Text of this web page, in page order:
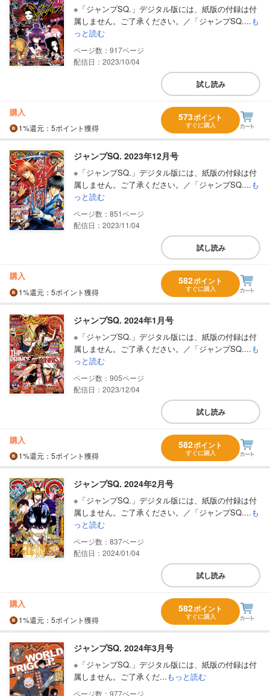
※「ジャンプSQ.」デジタル版には、紙版の付録は付
属しません。ご了承ください。／「ジャンプSQ....も
っと読む
917
配信日：2023/10/04
試し読み
購入
1%還元 ：5ポイント獲得
573ポイント
すぐに購入
ジャンプSQ. 2023年12月号
※「ジャンプSQ.」デジタル版には、紙版の付録は付
属しません。ご了承ください。／「ジャンプSQ....も
っと読む
851
配信日：2023/11/04
試し読み
購入
1%還元 ：5ポイント獲得
582ポイント
すぐに購入
ジャンプSQ. 2024年1月号
※「ジャンプSQ.」デジタル版には、紙版の付録は付
属しません。ご了承ください。／「ジャンプSQ....も
っと読む
905
配信日：2023/12/04
試し読み
購入
1%還元 ：5ポイント獲得
582ポイント
すぐに購入
ジャンプSQ. 2024年2月号
※「ジャンプSQ.」デジタル版には、紙版の付録は付
属しません。ご了承ください。／「ジャンプSQ....も
っと読む
837
配信日：2024/01/04
試し読み
購入
1%還元 ：5ポイント獲得
582ポイント
すぐに購入
ジャンプSQ. 2024年3月号
※「ジャンプSQ.」デジタル版には、紙版の付録は付
属しません。ご了承くだ...もっと読む
977